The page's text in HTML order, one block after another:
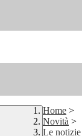
Home >
Novità >
Le notizie